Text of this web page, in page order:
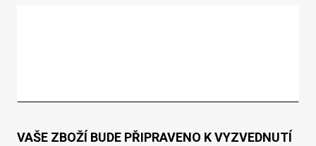
VAŠE ZBOŽÍ BUDE PŘIPRAVENO K VYZVEDNUTÍ